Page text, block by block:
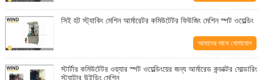
করুন
সিই হট স্ট্যাকিং মেশিন আর্মারেটর কমিউটেটর ফিউজিং মেশিন স্পট ওয়েল্ডিং
আমাদের সাথে যোগাযোগ
করুন
স্টার্টার কমিউটেটর ওয়্যার স্পট ওয়েল্ডিংয়ের জন্য আর্মারেড কন্ডাক্টর সোল্ডারিং
স্ট্যাটার উইন্ডিং মেশিন